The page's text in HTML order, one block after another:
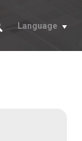
Szukaj
Language